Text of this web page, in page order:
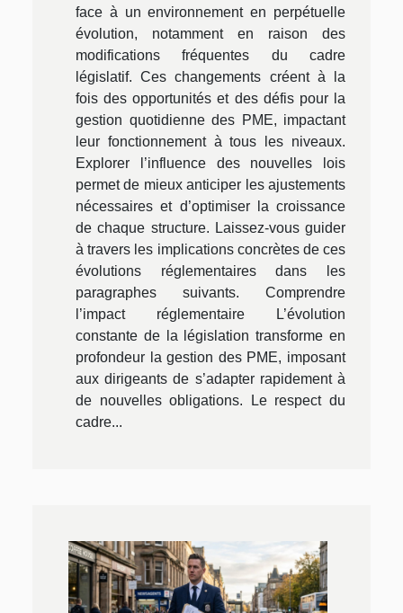
face à un environnement en perpétuelle
évolution, notamment en raison des
modifications fréquentes du cadre
législatif. Ces changements créent à la
fois des opportunités et des défis pour la
gestion quotidienne des PME, impactant
leur fonctionnement à tous les niveaux.
Explorer l’influence des nouvelles lois
permet de mieux anticiper les ajustements
nécessaires et d’optimiser la croissance
de chaque structure. Laissez-vous guider
à travers les implications concrètes de ces
évolutions réglementaires dans les
paragraphes suivants. Comprendre
l’impact réglementaire L’évolution
constante de la législation transforme en
profondeur la gestion des PME, imposant
aux dirigeants de s’adapter rapidement à
de nouvelles obligations. Le respect du
cadre...